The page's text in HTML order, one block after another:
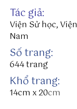
ks
.c
o
m
/s
u
n
w
Tác giả:
Viện Sử học,
Nam
Số trang:
644trang
Khổ trang:
14cm x 20cm